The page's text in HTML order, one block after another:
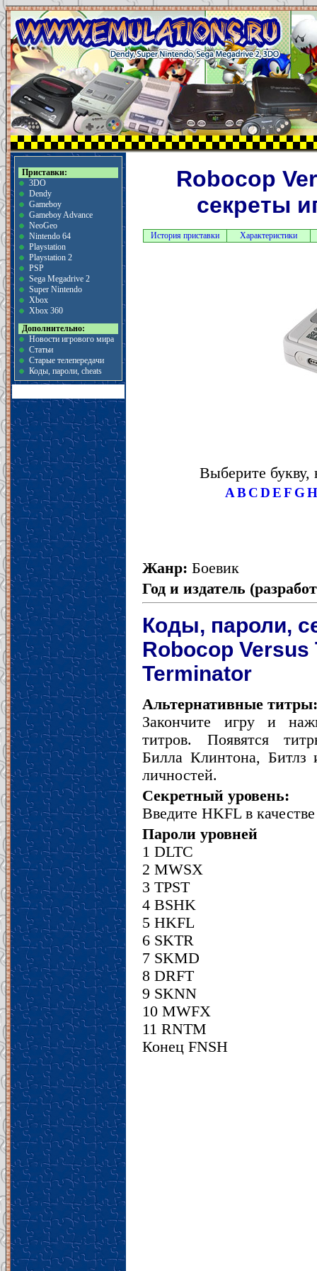
Приставки:
3DO
Dendy
Gameboy
Gameboy Advance
NeoGeo
Nintendo 64
Playstation
Playstation 2
PSP
Sega Megadrive 2
Super Nintendo
Xbox
Xbox 360
Дополнительно:
Новости игрового мира
Статьи
Старые телепередачи
Коды, пароли, cheats
Robocop
секреты
История приставки Характеристики
Выберите букву,
ABCDEF GH
Жанр: Боевик
Год и издатель
Коды, пароли,
Robocop Versus
Terminator
Альтернативные
Закончите игру и
титров. Появятся
Билла Клинтона, Битлз
личностей.
Секретный уровень:
Введите HKFL в
Пароли уровней
1 DLTC
2 MWSX
3 TPST
4 BSHK
5 HKFL
6 SKTR
7 SKMD
8 DRFT
9 SKNN
10 MWFX
11 RNTM
Конец FNSH